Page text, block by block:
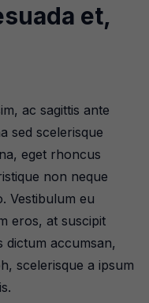
et,
ac sagittis ante
sed scelerisque
eget rhoncus
non neque
Vestibulum eu
eros, at suscipit
dictum accumsan,
scelerisque a ipsum